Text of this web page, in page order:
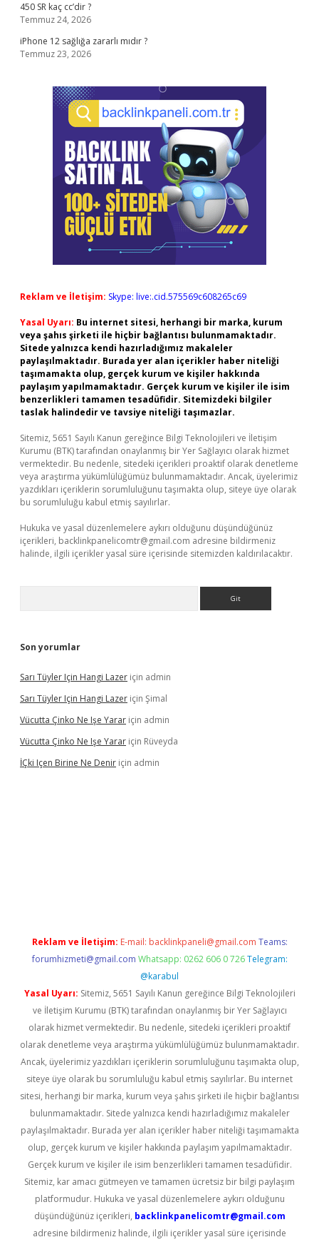
450 SR kaç cc’dir ?
Temmuz 24, 2026
iPhone 12 sağlığa zararlı mıdır ?
Temmuz 23, 2026
Reklam ve İletişim: Skype: live:.cid.575569c608265c69
Yasal Uyarı: Bu internet sitesi, herhangi bir marka, kurum
veya şahıs şirketi ile hiçbir bağlantısı bulunmamaktadır.
Sitede yalnızca kendi hazırladığımız makaleler
paylaşılmaktadır. Burada yer alan içerikler haber niteliği
taşımamakta olup, gerçek kurum ve kişiler hakkında
paylaşım yapılmamaktadır. Gerçek kurum ve kişiler ile isim
benzerlikleri tamamen tesadüfidir. Sitemizdeki bilgiler
taslak halindedir ve tavsiye niteliği taşımazlar.
Sitemiz, 5651 Sayılı Kanun gereğince Bilgi Teknolojileri ve İletişim
Kurumu (BTK) tarafından onaylanmış bir Yer Sağlayıcı olarak hizmet
vermektedir. Bu nedenle, sitedeki içerikleri proaktif olarak denetleme
veya araştırma yükümlülüğümüz bulunmamaktadır. Ancak, üyelerimiz
yazdıkları içeriklerin sorumluluğunu taşımakta olup, siteye üye olarak
bu sorumluluğu kabul etmiş sayılırlar.
Hukuka ve yasal düzenlemelere aykırı olduğunu düşündüğünüz
içerikleri, backlinkpanelicomtr@gmail.com adresine bildirmeniz
halinde, ilgili içerikler yasal süre içerisinde sitemizden kaldırılacaktır.
Son yorumlar
Sarı Tüyler Için Hangi Lazer için admin
Sarı Tüyler Için Hangi Lazer için Şimal
Vücutta Çinko Ne Işe Yarar için admin
Vücutta Çinko Ne Işe Yarar için Rüveyda
İÇki Içen Birine Ne Denir için admin
Reklam ve İletişim: E-mail: backlinkpaneli@gmail.com Teams:
forumhizmeti@gmail.com Whatsapp: 0262 606 0 726 Telegram:
@karabul
Yasal Uyarı: Sitemiz, 5651 Sayılı Kanun gereğince Bilgi Teknolojileri
ve İletişim Kurumu (BTK) tarafından onaylanmış bir Yer Sağlayıcı
olarak hizmet vermektedir. Bu nedenle, sitedeki içerikleri proaktif
olarak denetleme veya araştırma yükümlülüğümüz bulunmamaktadır.
Ancak, üyelerimiz yazdıkları içeriklerin sorumluluğunu taşımakta olup,
siteye üye olarak bu sorumluluğu kabul etmiş sayılırlar. Bu internet
sitesi, herhangi bir marka, kurum veya şahıs şirketi ile hiçbir bağlantısı
bulunmamaktadır. Sitede yalnızca kendi hazırladığımız makaleler
paylaşılmaktadır. Burada yer alan içerikler haber niteliği taşımamakta
olup, gerçek kurum ve kişiler hakkında paylaşım yapılmamaktadır.
Gerçek kurum ve kişiler ile isim benzerlikleri tamamen tesadüfidir.
Sitemiz, kar amacı gütmeyen ve tamamen ücretsiz bir bilgi paylaşım
platformudur. Hukuka ve yasal düzenlemelere aykırı olduğunu
düşündüğünüz içerikleri, backlinkpanelicomtr@gmail.com
adresine bildirmeniz halinde, ilgili içerikler yasal süre içerisinde